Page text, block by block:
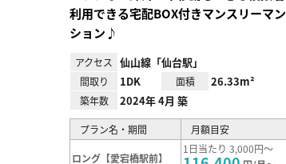
利用できる宅配BOX付きマンスリーマン
ション♪
アクセス 仙山線「仙台駅」
間取り 1DK 面積 26.33m²
築年数 2024年 4月 築
プラン名・期間 月額目安
ロング【愛宕橋駅前】
1日当たり 3,000円～